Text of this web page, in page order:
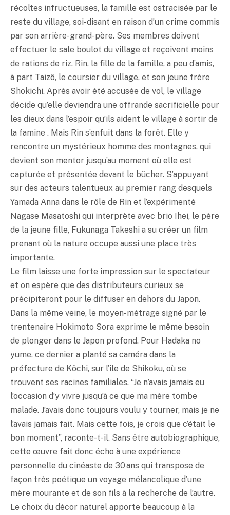
récoltes infructueuses, la famille est ostracisée par le
reste du village, soi-disant en raison d’un crime commis
par son arrière-grand-père. Ses membres doivent
effectuer le sale boulot du village et reçoivent moins
de rations de riz. Rin, la fille de la famille, a peu d’amis,
à part Taizô, le coursier du village, et son jeune frère
Shokichi. Après avoir été accusée de vol, le village
décide qu’elle deviendra une offrande sacrificielle pour
les dieux dans l’espoir qu’ils aident le village à sortir de
la famine . Mais Rin s’enfuit dans la forêt. Elle y
rencontre un mystérieux homme des montagnes, qui
devient son mentor jusqu’au moment où elle est
capturée et présentée devant le bûcher. S’appuyant
sur des acteurs talentueux au premier rang desquels
Yamada Anna dans le rôle de Rin et l’expérimenté
Nagase Masatoshi qui interprète avec brio Ihei, le père
de la jeune fille, Fukunaga Takeshi a su créer un film
prenant où la nature occupe aussi une place très
importante.
Le film laisse une forte impression sur le spectateur
et on espère que des distributeurs curieux se
précipiteront pour le diffuser en dehors du Japon.
Dans la même veine, le moyen-métrage signé par le
trentenaire Hokimoto Sora exprime le même besoin
de plonger dans le Japon profond. Pour Hadaka no
yume, ce dernier a planté sa caméra dans la
préfecture de Kôchi, sur l’île de Shikoku, où se
trouvent ses racines familiales. “Je n’avais jamais eu
l’occasion d’y vivre jusqu’à ce que ma mère tombe
malade. J’avais donc toujours voulu y tourner, mais je ne
l’avais jamais fait. Mais cette fois, je crois que c’était le
bon moment”, raconte-t-il. Sans être autobiographique,
cette œuvre fait donc écho à une expérience
personnelle du cinéaste de 30 ans qui transpose de
façon très poétique un voyage mélancolique d’une
mère mourante et de son fils à la recherche de l’autre.
Le choix du décor naturel apporte beaucoup à la